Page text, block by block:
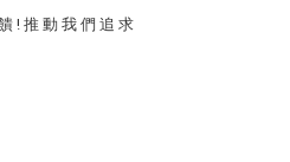
! 推 動 我 們 追 求